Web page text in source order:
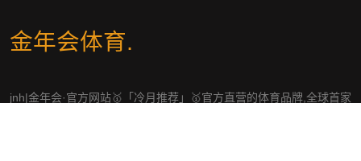
金年会体育.
jnh|金年会·官方网站🥇「冷月推荐」🥇官方直营的体育品牌,全球首家